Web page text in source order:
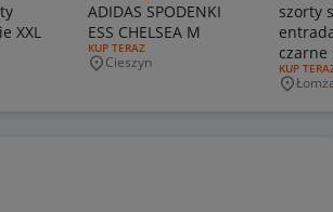
XXL
ADIDAS SPODENKI
ESS CHELSEA M
RODZAJ OFERTY:
KUP TERAZ
Miejscowość
Cieszyn
szorty
czarne
RODZAJ
KUP